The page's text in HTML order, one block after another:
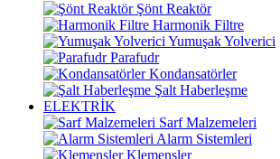
Şönt Reaktör
Harmonik Filtre
Yumuşak Yolverici
Parafudr
Kondansatörler
Şalt Haberleşme
ELEKTRİK
Sarf Malzemeleri
Alarm Sistemleri
Klemensler